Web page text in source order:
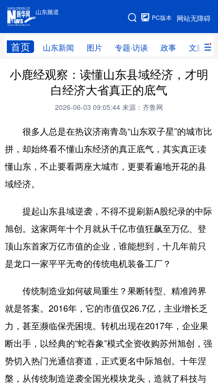
山东频道
网站无障碍
PC版本
首页 山东新闻 图片 专题·访谈 政事 文旅
手机版
网站地图
学习进行时 高层 时政 人事
财经 网评
全球连线
科技 科普 体育 文化
健康 军事 访谈 视频
溯源中国 城市 旅游 能源
彩票 娱乐 时尚
地方频道
政事 文旅 社会民生 山东产经
文娱 融媒秀 地市 科教
小鹿经观察：读懂山东县域经济，才明
白经济大省真正的底气
2026-06-03 09:05:44 来源：齐鲁网
很多人总是在热议济南青岛“山东双子星”的城市比
拼，却始终看不懂山东经济的真正底气，其实真正读
懂山东，不止要看两座大城市，更要看遍地开花的县
域经济。
提起山东县域逆袭，不得不提刷新A股纪录的中际
旭创。这家两年十个月就从千亿市值狂飙至万亿、登
顶山东首家万亿市值的企业，谁能想到，十几年前只
是龙口一家平平无奇的传统电机装备工厂？
传统制造业如何破局重生？果断转型、精准跨界
就是答案。2016年，它的市值仅26.7亿，主业增长乏
力，甚至濒临保壳困境。转机出现在2017年，企业果
断出手，以经典的“蛇吞象”模式全资收购苏州旭创，强
势切入热门光通信赛道，正式更名中际旭创。十年涅
槃，从传统制造逆袭全国光模块龙头，造就了科技与